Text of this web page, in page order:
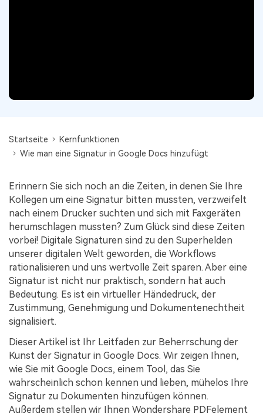
PDF zusammenfügen
Weitere Online-Tools
PDF organisieren
Professionelle Anwender
PDF Signieren
PDF schützen
PDF Stapelbearbeiten
PDF OCR
PDF-Daten extrahieren
PDF freigeben
eSign PDFs rechtmäßig
Branchen
Bildung
IT-Dienstleistung
Kundengeschichten
G2 Awards
Bessere Nutzung
Technische Daten
Kontakt zum Support
Was ist NEU
Benutzerhandbuch
PDFelement für Windows
PDFelement für Mac
PDFelement für iOS
PDFelement für Android
Startseite
Kernfunktionen
Wie man eine Signatur in Google Docs hinzufügt
Erinnern Sie sich noch an die Zeiten, in denen Sie Ihre
Kollegen um eine Signatur bitten mussten, verzweifelt
nach einem Drucker suchten und sich mit Faxgeräten
herumschlagen mussten? Zum Glück sind diese Zeiten
vorbei! Digitale Signaturen sind zu den Superhelden
unserer digitalen Welt geworden, die Workflows
rationalisieren und uns wertvolle Zeit sparen. Aber eine
Signatur ist nicht nur praktisch, sondern hat auch
Bedeutung. Es ist ein virtueller Händedruck, der
Zustimmung, Genehmigung und Dokumentenechtheit
signalisiert.
Dieser Artikel ist Ihr Leitfaden zur Beherrschung der
Kunst der Signatur in Google Docs. Wir zeigen Ihnen,
wie Sie mit Google Docs, einem Tool, das Sie
wahrscheinlich schon kennen und lieben, mühelos Ihre
Signatur zu Dokumenten hinzufügen können.
Außerdem stellen wir Ihnen Wondershare PDFelement